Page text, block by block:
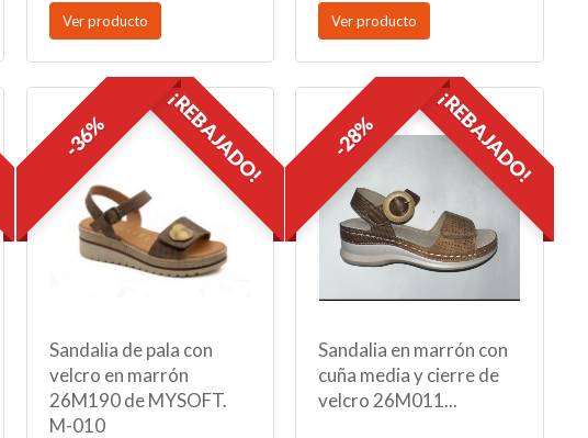
Ver producto Ver producto
¡REBAJADO!
-36%
Sandalia de pala con
velcro en marrón
26M190 de MYSOFT.
M-010
¡REBAJADO!
-28%
Sandalia en marrón con
cuña media y cierre de
velcro 26M011...